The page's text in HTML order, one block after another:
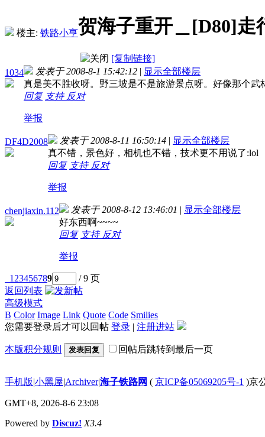
楼主: 铁路小亨贺海子重开＿[D80]走
[复制链接]
1034
发表于 2008-8-1 15:42:12 | 显示全部楼层
真是美不胜收呀。野三坡是不是旅游景点呀。好像那个
回复 支持 反对
举报
DF4D2008 发表于 2008-8-11 16:50:14 | 显示全部楼层
真不错，景色好，相机也不错，技术更不用说了:lol
回复 支持 反对
举报
chenjiaxin.112 发表于 2008-8-12 13:46:01 | 显示全部楼层
好东西啊~~~~
回复 支持 反对
举报
1 23456789
/ 9 页
返回列表
高级模式
B Color Image Link Quote Code Smilies
您需要登录后才可以回帖 登录 | 注册进站
本版积分规则 发表回复 回帖后跳转到最后一页
手机版|小黑屋|Archiver|海子铁路网 ( 京ICP备05069205号-1 )京
GMT+8, 2026-8-6 23:08
Powered by Discuz! X3.4